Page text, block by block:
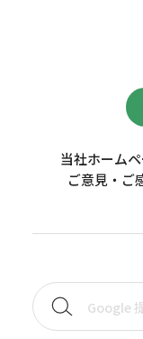
当社ホーム
ご意見・ご